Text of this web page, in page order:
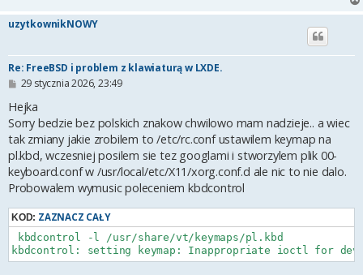
uzytkownikNOWY
Re: FreeBSD i problem z klawiaturą w LXDE.
P
s
29 stycznia 2026, 23:49
Hejka
Sorry bedzie bez polskich znakow chwilowo mam nadzieje.. a wiec
tak zmiany jakie zrobilem to /etc/rc.conf ustawilem keymap na
pl.kbd, wczesniej posilem sie tez googlami i stworzylem plik 00-
keyboard.conf w /usr/local/etc/X11/xorg.conf.d ale nic to nie dalo.
Probowalem wymusic poleceniem kbdcontrol
KOD: ZAZNACZ CAŁY
kbdcontrol -l /usr/share/vt/keymaps/pl.kbd
kbdcontrol: setting keymap: Inappropriate ioctl for